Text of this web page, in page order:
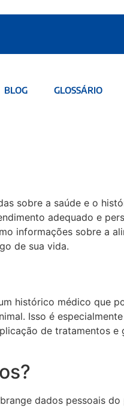
BLOG GLOSSÁRIO
sobre a saúde e o
adequado e
informações sobre a
de sua vida.
histórico médico que
Isso é
de tratamentos e
dados pessoais